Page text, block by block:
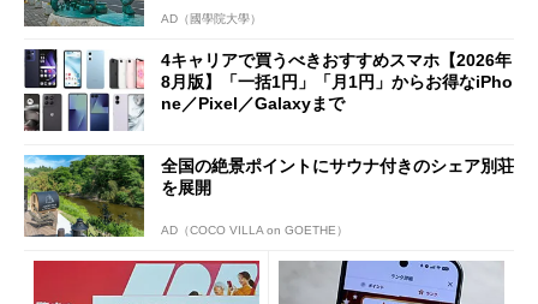
AD（國學院大學）
4キャリアで買うべきおすすめスマホ【2026年
8月版】「一括1円」「月1円」からお得なiPho
ne／Pixel／Galaxyまで
全国の絶景ポイントにサウナ付きのシェア別荘
を展開
AD（COCO VILLA on GOETHE）